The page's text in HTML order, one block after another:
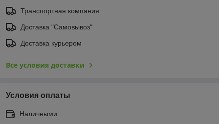
Транспортная компания
Доставка "Самовывоз"
Доставка курьером
Все условия доставки
Условия оплаты
Наличными